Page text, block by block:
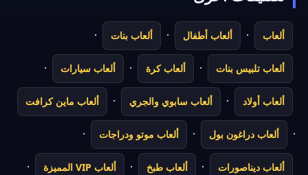
ألعاب · ألعاب أطفال · ألعاب بنات ·
ألعاب تلبيس بنات · ألعاب كرة · ألعاب سيارات ·
ألعاب أولاد · ألعاب سابوي والجري · ألعاب ماين كرافت
· ألعاب دراغون بول · ألعاب موتو ودراجات ·
ألعاب ديناصورات · ألعاب طبخ · ألعاب VIP المميزة ·